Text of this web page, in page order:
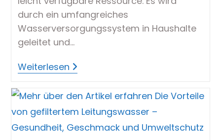
durch ein umfangreiches
Wasserversorgungssystem in Haushalte
geleitet und…
WeiterlesenLeitungswasser Filtern
–
Schlecht?